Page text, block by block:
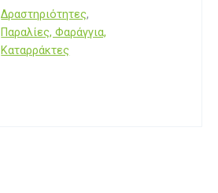
Δραστηριότητες,
Παραλίες, Φαράγγια,
Καταρράκτες